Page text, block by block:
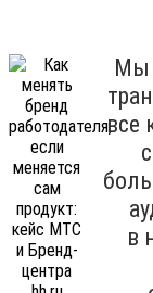
Мы
все
в